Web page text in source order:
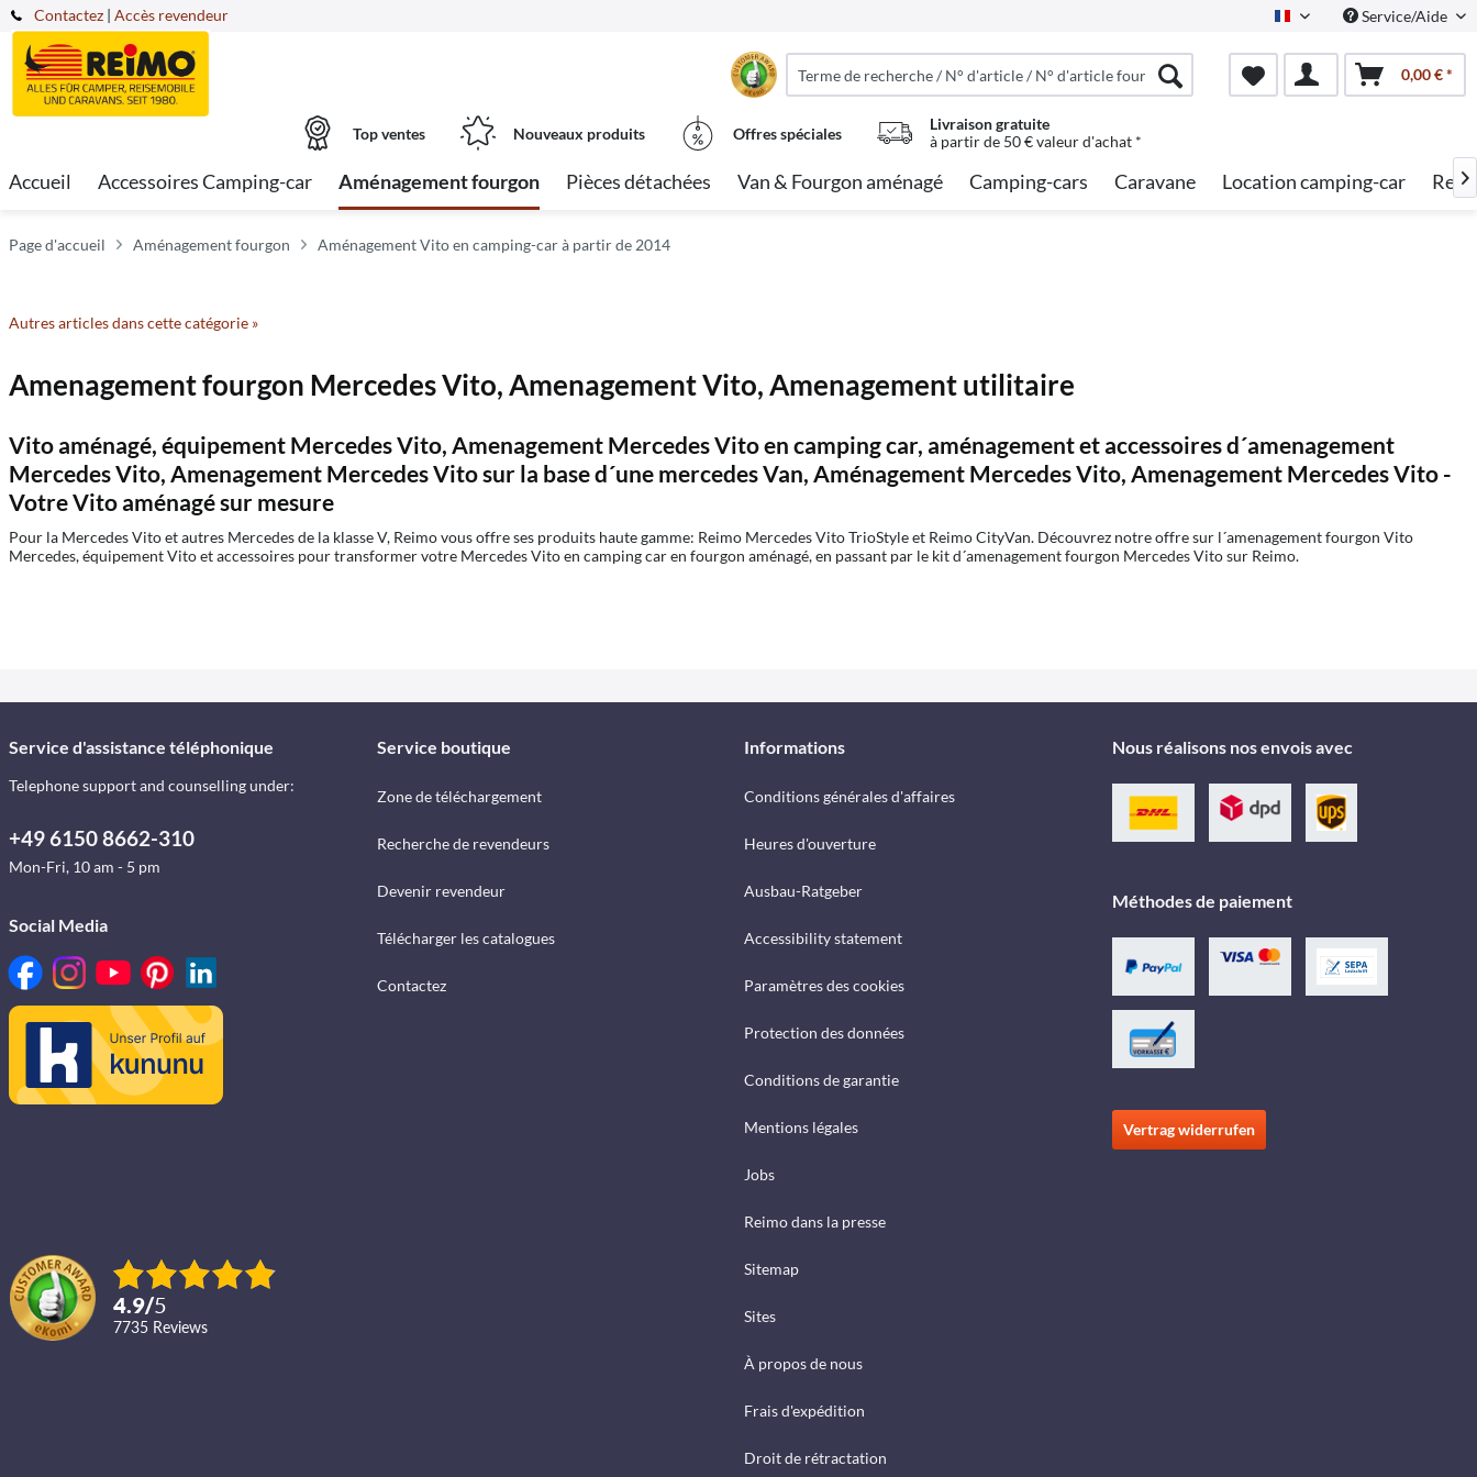
Contactez French Service/Aide
| Accès revendeur
0,00 € *
Top ventes Nouveaux produits Offres spéciales
Livraison gratuite
à partir de 50 € valeur d'achat *
Accueil Accessoires Camping-car Aménagement fourgon Pièces détachées Van & Fourgon aménagé Camping-cars Caravane Location camping-car 
Page d'accueil Aménagement fourgon Aménagement Vito en camping-car à partir de 2014
Autres articles dans cette catégorie »
Amenagement fourgon Mercedes Vito, Amenagement Vito, Amenagement utilitaire
Vito aménagé, équipement Mercedes Vito, Amenagement Mercedes Vito en camping car, aménagement et accessoires d´amenagement
Mercedes Vito, Amenagement Mercedes Vito sur la base d´une mercedes Van, Aménagement Mercedes Vito, Amenagement Mercedes Vito -
Votre Vito aménagé sur mesure
Pour la Mercedes Vito et autres Mercedes de la klasse V, Reimo vous offre ses produits haute gamme: Reimo Mercedes Vito TrioStyle et Reimo CityVan. Découvrez notre offre sur l´amenagement fourgon Vito
Mercedes, équipement Vito et accessoires pour transformer votre Mercedes Vito en camping car en fourgon aménagé, en passant par le kit d´amenagement fourgon Mercedes Vito sur Reimo.
Service d'assistance téléphonique
Telephone support and counselling under:
+49 6150 8662-310
Mon-Fri, 10 am - 5 pm
Social Media
4.9/5
7735 reviews
Service boutique
Zone de téléchargement
Recherche de revendeurs
Devenir revendeur
Télécharger les catalogues
Contactez
Informations
Conditions générales d'affaires
Heures d'ouverture
Ausbau-Ratgeber
Accessibility statement
Paramètres des cookies
Protection des données
Conditions de garantie
Mentions légales
Jobs
Reimo dans la presse
Sitemap
Sites
À propos de nous
Frais d'expédition
Droit de rétractation
Nous réalisons nos envois avec
Méthodes de paiement
Vertrag widerrufen